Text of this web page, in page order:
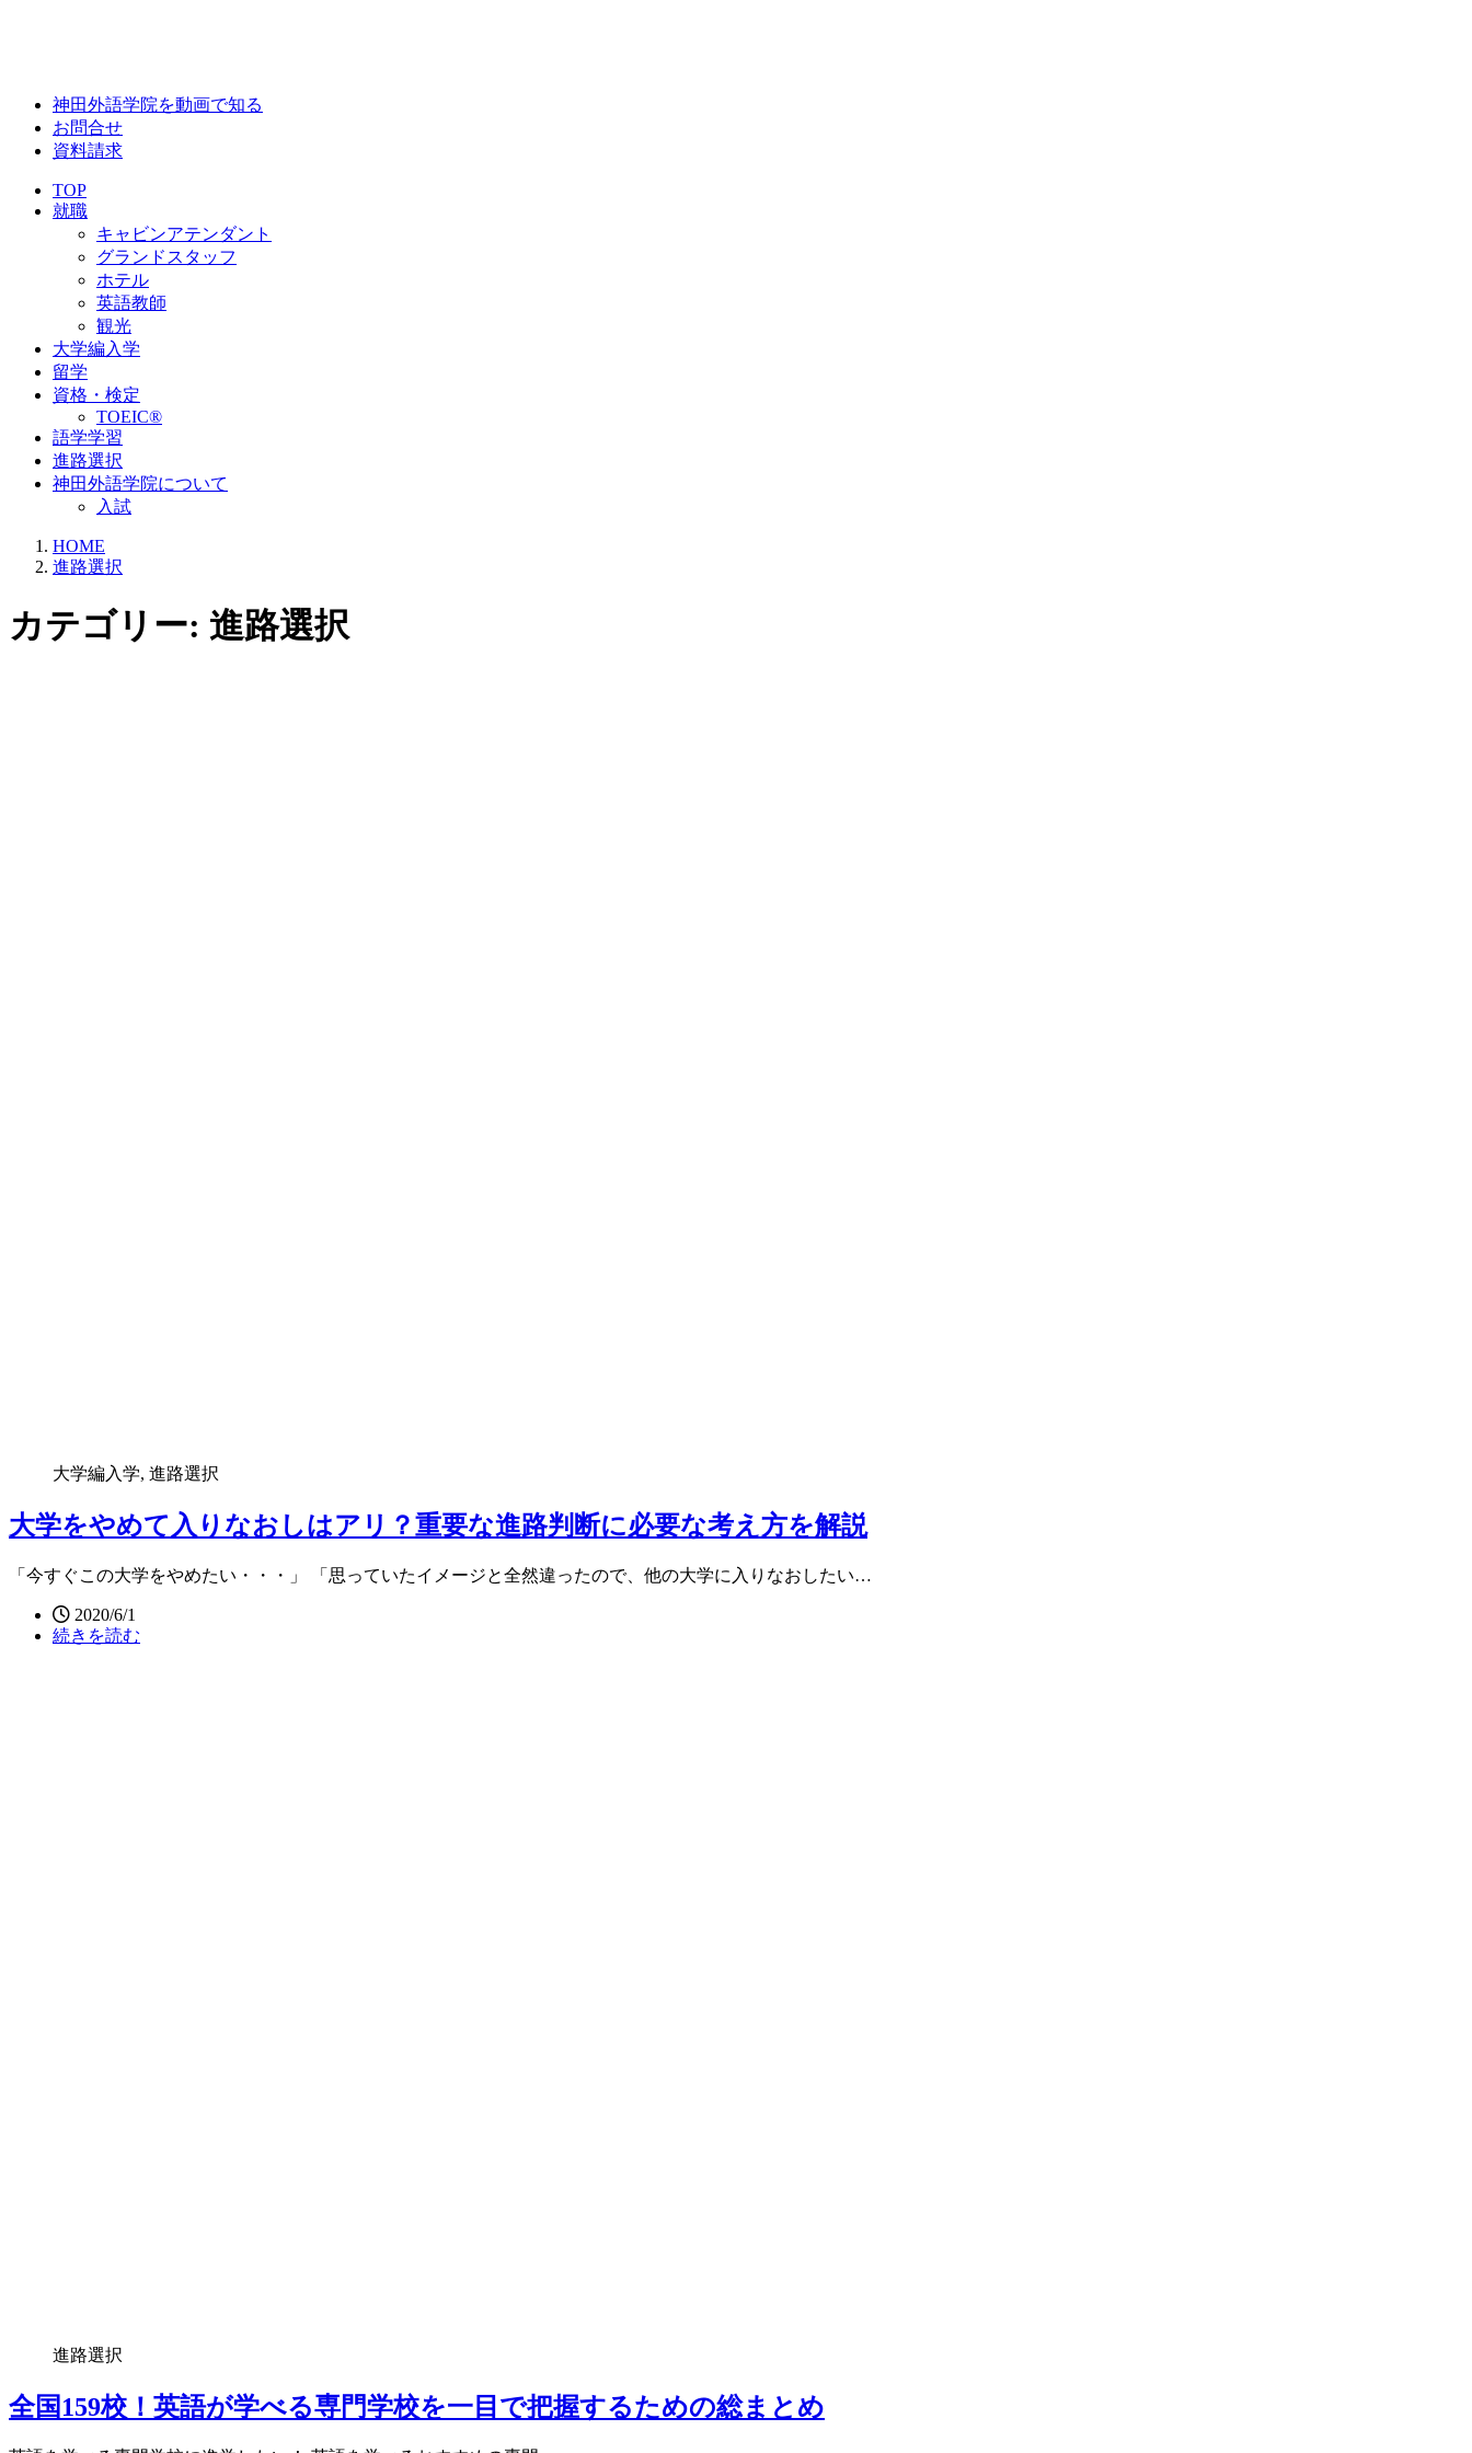
神田外語学院を動画で知る
お問合せ
資料請求
TOP
就職
キャビンアテンダント
グランドスタッフ
ホテル
英語教師
観光
大学編入学
留学
資格・検定
TOEIC®
語学学習
進路選択
神田外語学院について
入試
HOME
進路選択
カテゴリー: 進路選択
大学編入学, 進路選択
大学をやめて入りなおしはアリ？重要な進路判断に必要な考え方を解説
「今すぐこの大学をやめたい・・・」 「思っていたイメージと全然違ったので、他の大学に入りなおしたい…
2020/6/1
続きを読む
進路選択
全国159校！英語が学べる専門学校を一目で把握するための総まとめ